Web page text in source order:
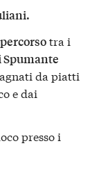
percorsotra i
Spumante
da piatti
e dai
presso i